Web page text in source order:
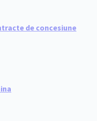
de concesiune